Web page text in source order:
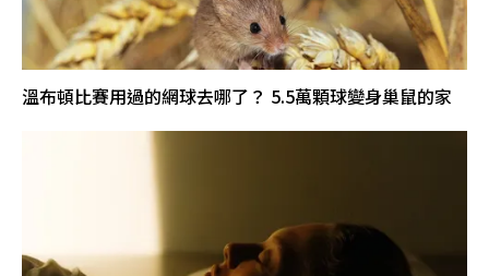
溫布頓比賽用過的網球去哪了？ 5.5萬顆球變身巢鼠的家